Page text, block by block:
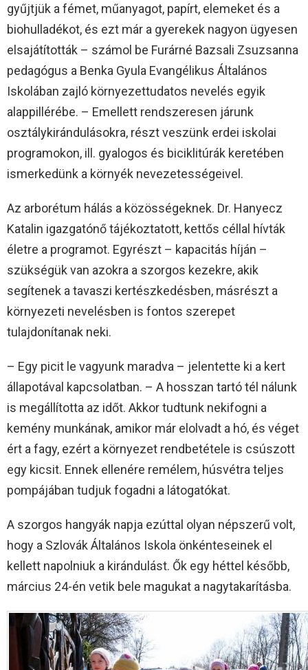
gyűjtjük a fémet, műanyagot, papírt, elemeket és a
biohulladékot, és ezt már a gyerekek nagyon ügyesen
elsajátították – számol be Furárné Bazsali Zsuzsanna
pedagógus a Benka Gyula Evangélikus Általános
Iskolában zajló környezettudatos nevelés egyik
alappillérébe. – Emellett rendszeresen járunk
osztálykirándulásokra, részt veszünk erdei iskolai
programokon, ill. gyalogos és biciklitúrák keretében
ismerkedünk a környék nevezetességeivel.
Az arborétum hálás a közösségeknek. Dr. Hanyecz
Katalin igazgatónő tájékoztatott, kettős céllal hívták
életre a programot. Egyrészt – kapacitás híján –
szükségük van azokra a szorgos kezekre, akik
segítenek a tavaszi kertészkedésben, másrészt a
környezeti nevelésben is fontos szerepet
tulajdonítanak neki.
– Egy picit le vagyunk maradva – jelentette ki a kert
állapotával kapcsolatban. – A hosszan tartó tél nálunk
is megállította az időt. Akkor tudtunk nekifogni a
kemény munkának, amikor már elolvadt a hó, és véget
ért a fagy, ezért a környezet rendbetétele is csúszott
egy kicsit. Ennek ellenére remélem, húsvétra teljes
pompájában tudjuk fogadni a látogatókat.
A szorgos hangyák napja ezúttal olyan népszerű volt,
hogy a Szlovák Általános Iskola önkénteseinek el
kellett napolniuk a kirándulást. Ők egy héttel később,
március 24-én vetik bele magukat a nagytakarításba.